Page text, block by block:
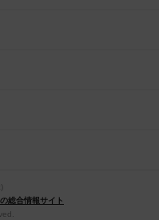
総合情報サイト